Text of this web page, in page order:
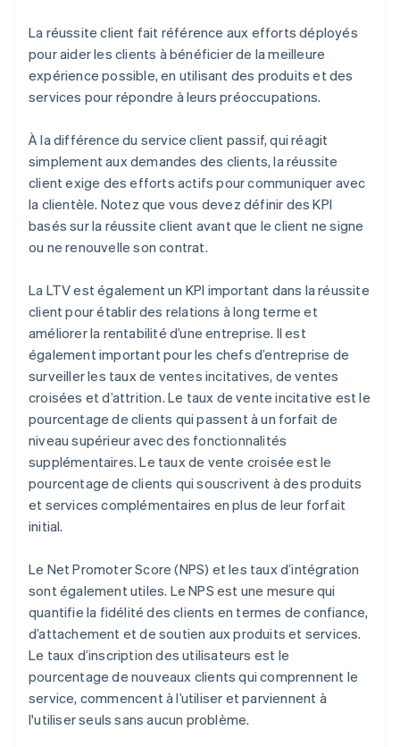
La réussite client fait référence aux efforts déployés
pour aider les clients à bénéficier de la meilleure
expérience possible, en utilisant des produits et des
services pour répondre à leurs préoccupations.
À la différence du service client passif, qui réagit
simplement aux demandes des clients, la réussite
client exige des efforts actifs pour communiquer avec
la clientèle. Notez que vous devez définir des KPI
basés sur la réussite client avant que le client ne signe
ou ne renouvelle son contrat.
La LTV est également un KPI important dans la réussite
client pour établir des relations à long terme et
améliorer la rentabilité d’une entreprise. Il est
également important pour les chefs d’entreprise de
surveiller les taux de ventes incitatives, de ventes
croisées et d’attrition. Le taux de vente incitative est le
pourcentage de clients qui passent à un forfait de
niveau supérieur avec des fonctionnalités
supplémentaires. Le taux de vente croisée est le
pourcentage de clients qui souscrivent à des produits
et services complémentaires en plus de leur forfait
initial.
Le Net Promoter Score (NPS) et les taux d’intégration
sont également utiles. Le NPS est une mesure qui
quantifie la fidélité des clients en termes de confiance,
d’attachement et de soutien aux produits et services.
Le taux d’inscription des utilisateurs est le
pourcentage de nouveaux clients qui comprennent le
service, commencent à l’utiliser et parviennent à
l'utiliser seuls sans aucun problème.